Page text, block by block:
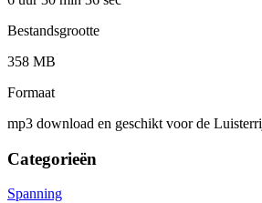
Bestandsgrootte
358 MB
Formaat
mp3 download en geschikt voor de
Categorieën
Spanning